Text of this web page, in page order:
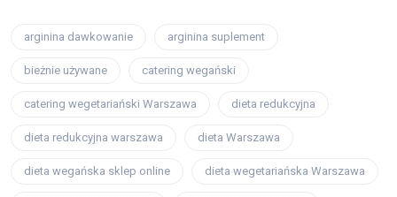
arginina dawkowanie arginina suplement
bieżnie używane catering wegański
catering wegetariański Warszawa dieta redukcyjna
dieta redukcyjna warszawa dieta Warszawa
dieta wegańska sklep online dieta wegetariańska Warszawa